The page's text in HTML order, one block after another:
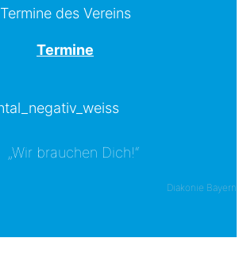
Termine des Vereins
Termine
„Wir brauchen Dich!“
Diakonie Bayern